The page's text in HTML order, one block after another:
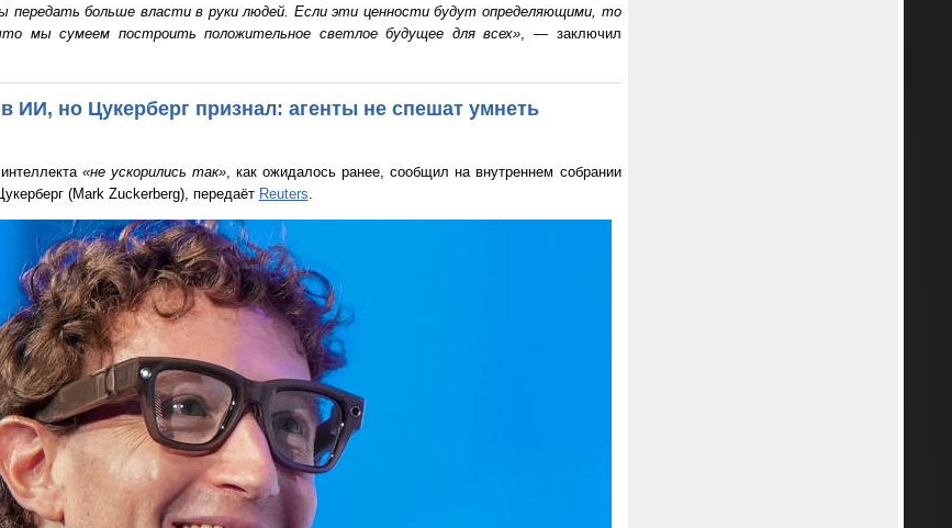
передать больше власти в руки людей. Если эти ценности будут определяющими, то
мы сумеем построить положительное светлое будущее для всех», — заключил
но Цукерберг признал: агенты не спешат умнеть
«не ускорились так» , как ожидалось ранее, сообщил на внутреннем собрании
(Mark Zuckerberg), передаёт Reuters